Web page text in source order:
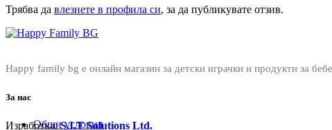
Трябва да влезнете в профила си, за да публикувате отзив.
Happy family bg е онлайн магазин за детски играчки и продукти за
За нас
Общи условия
Изработка:S.I.T Solutions Ltd.